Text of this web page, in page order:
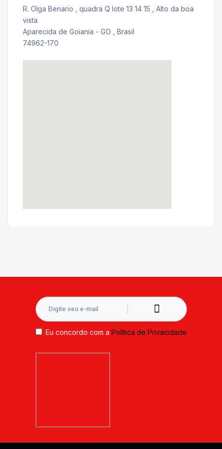
R. Olga Benario , quadra Q lote 13 14 15 , Alto da boa
vista
Aparecida de Goiania - GO , Brasil
74962-170
Eu concordo com a Política de Privacidade